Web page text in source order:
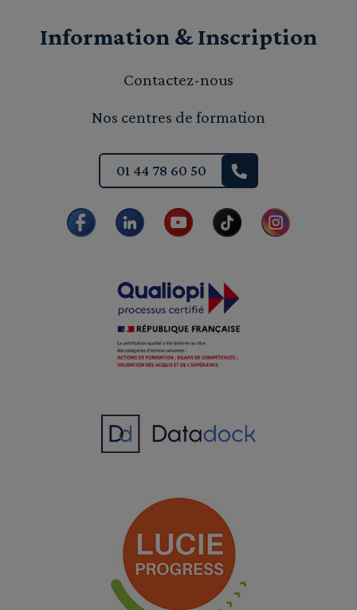
Information & Inscription
Contactez-nous
Nos centres de formation
01 44 78 60 50